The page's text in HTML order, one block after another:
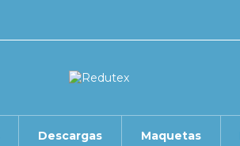
Descargas Maquetas